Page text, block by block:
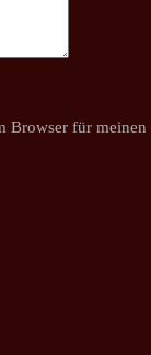
Browser für meinen